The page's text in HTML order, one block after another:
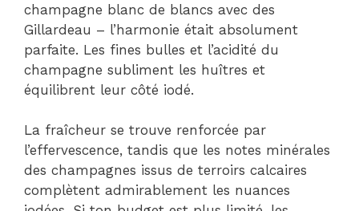
champagne blanc de blancs avec des
Gillardeau – l’harmonie était absolument
parfaite. Les fines bulles et l’acidité du
champagne subliment les huîtres et
équilibrent leur côté iodé.
La fraîcheur se trouve renforcée par
l’effervescence, tandis que les notes minérales
des champagnes issus de terroirs calcaires
complètent admirablement les nuances